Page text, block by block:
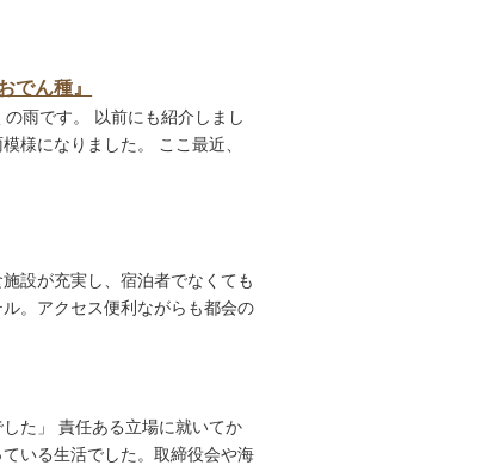
でん種』
雨です。 以前にも紹介しまし
様になりました。 ここ最近、
設が充実し、宿泊者でなくても
。アクセス便利ながらも都会の
た」 責任ある立場に就いてか
いる生活でした。取締役会や海